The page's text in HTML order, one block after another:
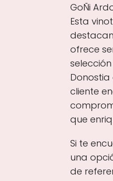
GoÑi
Esta
ofrece
cliente
que
Si te
una
de